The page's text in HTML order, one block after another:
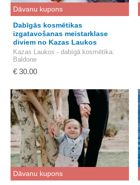
Dāvanu kupons
Dabīgās kosmētikas
izgatavošanas meistarklase
diviem no Kazas Laukos
Kazas Laukos - dabīgā kosmētika:
Baldone
€ 30.00
Dāvanu kupons